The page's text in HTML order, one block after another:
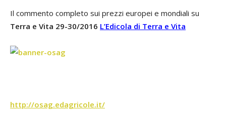
Il commento completo sui prezzi europei e mondiali su
Terra e Vita 29-30/2016 L’Edicola di Terra e Vita
http://osag.edagricole.it/